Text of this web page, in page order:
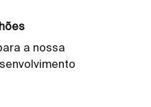
a nossa